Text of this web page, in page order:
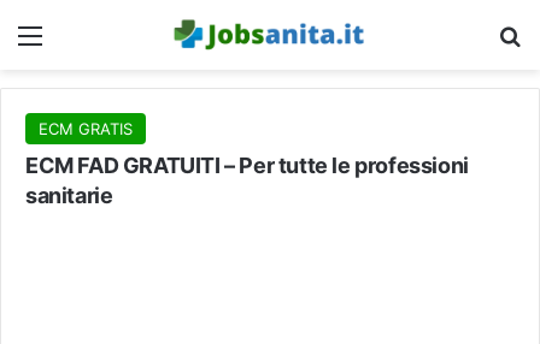
Menu
ECM GRATIS
ECM FAD GRATUITI – Per tutte le professioni
sanitarie